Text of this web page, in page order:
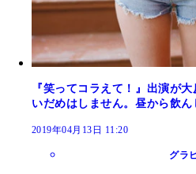
『笑ってコラえて！』出演が
いだめはしません。昼から飲ん
2019年04月13日 11:20
グラ